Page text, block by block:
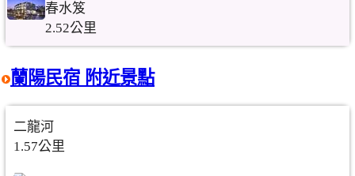
春水笈
2.52公里
蘭陽民宿 附近景點
二龍河
1.57公里